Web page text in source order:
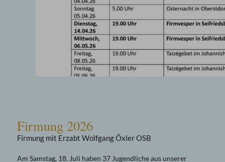
Firmung 2026
Firmung mit Erzabt Wolfgang Öxler OSB
Am Samstag, 18. Juli haben 37 Jugendliche aus unserer